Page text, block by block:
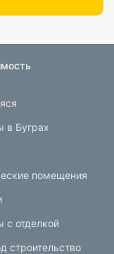
в Буграх
помещения
с отделкой
строительство